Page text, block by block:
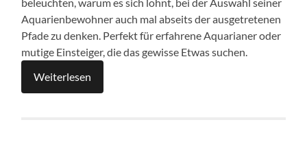
Aquarienbewohner auch mal abseits der ausgetretenen
Pfade zu denken. Perfekt für erfahrene Aquarianer oder
mutige Einsteiger, die das gewisse Etwas suchen.
Weiterlesen